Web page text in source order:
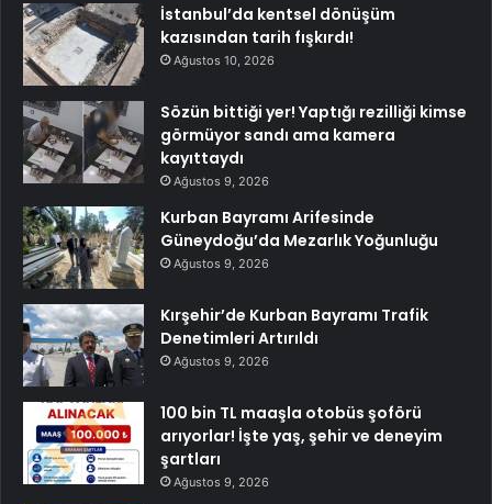
İstanbul’da kentsel dönüşüm
kazısından tarih fışkırdı!
Ağustos 10, 2026
Sözün bittiği yer! Yaptığı rezilliği kimse
görmüyor sandı ama kamera
kayıttaydı
Ağustos 9, 2026
Kurban Bayramı Arifesinde
Güneydoğu’da Mezarlık Yoğunluğu
Ağustos 9, 2026
Kırşehir’de Kurban Bayramı Trafik
Denetimleri Artırıldı
Ağustos 9, 2026
100 bin TL maaşla otobüs şoförü
arıyorlar! İşte yaş, şehir ve deneyim
şartları
Ağustos 9, 2026